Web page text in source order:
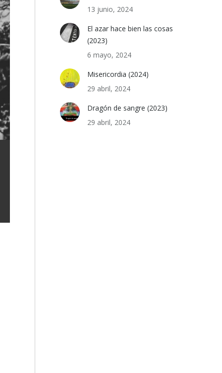
13 junio, 2024
El azar hace bien las cosas
(2023)
6 mayo, 2024
Misericordia (2024)
29 abril, 2024
Dragón de sangre (2023)
29 abril, 2024